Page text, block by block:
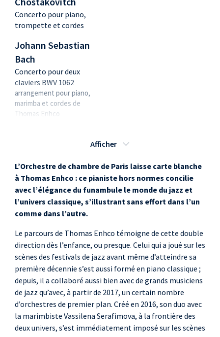
Concerto pour piano,
trompette et cordes
Johann Sebastian
Bach
Concerto pour deux
claviers BWV 1062
arrangement pour piano,
marimba et cordes de
Thomas Enhco
Afficher
L’Orchestre de chambre de Paris laisse carte blanche
à Thomas Enhco : ce pianiste hors normes concilie
avec l’élégance du funambule le monde du jazz et
l’univers classique, s’illustrant sans effort dans l’un
comme dans l’autre.
Le parcours de Thomas Enhco témoigne de cette double
direction dès l’enfance, ou presque. Celui qui a joué sur les
scènes des festivals de jazz avant même d’atteindre sa
première décennie s’est aussi formé en piano classique ;
depuis, il a collaboré aussi bien avec de grands musiciens
de jazz qu’avec, à partir de 2017, un certain nombre
d’orchestres de premier plan. Créé en 2016, son duo avec
la marimbiste Vassilena Serafimova, à la frontière des
deux univers, s’est immédiatement imposé sur les scènes